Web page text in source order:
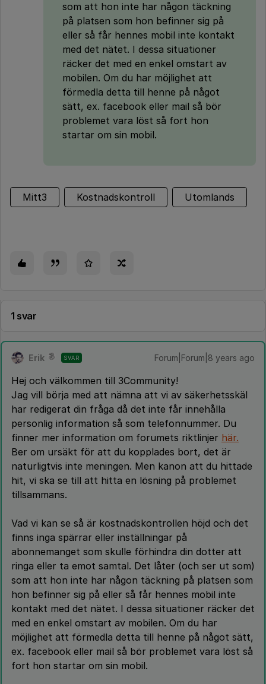
som att hon inte har någon täckning
på platsen som hon befinner sig på
eller så får hennes mobil inte kontakt
med det nätet. I dessa situationer
räcker det med en enkel omstart av
mobilen. Om du har möjlighet att
förmedla detta till henne på något
sätt, ex. facebook eller mail så bör
problemet vara löst så fort hon
startar om sin mobil.
Mitt3 Kostnadskontroll Utomlands
1 svar
Erik SVAR Forum|Forum|8 years ago
Hej och välkommen till 3Community!
Jag vill börja med att nämna att vi av säkerhetsskäl
har redigerat din fråga då det inte får innehålla
personlig information så som telefonnummer. Du
finner mer information om forumets riktlinjer här.
Ber om ursäkt för att du kopplades bort, det är
naturligtvis inte meningen. Men kanon att du hittade
hit, vi ska se till att hitta en lösning på problemet
tillsammans.
Vad vi kan se så är kostnadskontrollen höjd och det
finns inga spärrar eller inställningar på
abonnemanget som skulle förhindra din dotter att
ringa eller ta emot samtal. Det låter (och ser ut som)
som att hon inte har någon täckning på platsen som
hon befinner sig på eller så får hennes mobil inte
kontakt med det nätet. I dessa situationer räcker det
med en enkel omstart av mobilen. Om du har
möjlighet att förmedla detta till henne på något sätt,
ex. facebook eller mail så bör problemet vara löst så
fort hon startar om sin mobil.